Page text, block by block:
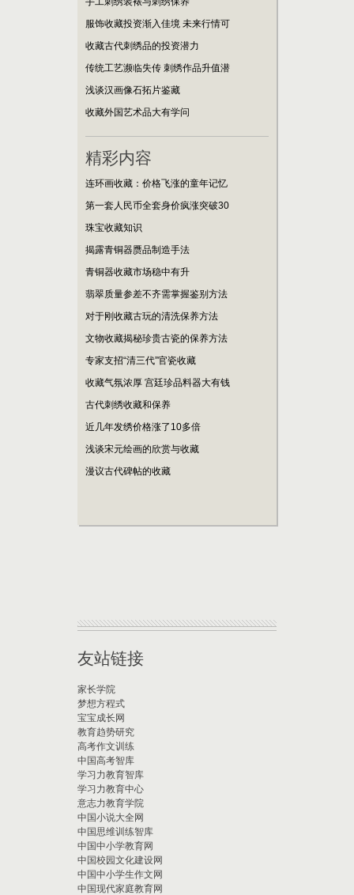
服饰收藏投资渐入佳境 未来行情可
收藏古代刺绣品的投资潜力
传统工艺濒临失传 刺绣作品升值潜
浅谈汉画像石拓片鉴藏
收藏外国艺术品大有学问
精彩内容
连环画收藏：价格飞涨的童年记忆
第一套人民币全套身价疯涨突破30
珠宝收藏知识
揭露青铜器赝品制造手法
青铜器收藏市场稳中有升
翡翠质量参差不齐需掌握鉴别方法
对于刚收藏古玩的清洗保养方法
文物收藏揭秘珍贵古瓷的保养方法
专家支招“清三代”官瓷收藏
收藏气氛浓厚 宫廷珍品料器大有钱
古代刺绣收藏和保养
近几年发绣价格涨了10多倍
浅谈宋元绘画的欣赏与收藏
漫议古代碑帖的收藏
友站链接
家长学院
梦想方程式
宝宝成长网
教育趋势研究
高考作文训练
中国高考智库
学习力教育智库
学习力教育中心
意志力教育学院
中国小说大全网
中国思维训练智库
中国中小学教育网
中国校园文化建设网
中国中小学生作文网
中国现代家庭教育网